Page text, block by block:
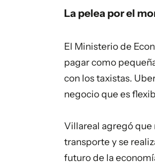
La pelea por el
El Ministerio de
pagar como
con los taxistas.
negocio que es
Villareal agregó que
transporte y se
futuro de la